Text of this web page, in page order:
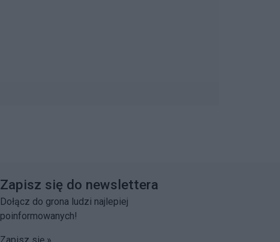
Zapisz się do newslettera
Dołącz do grona ludzi najlepiej
poinformowanych!